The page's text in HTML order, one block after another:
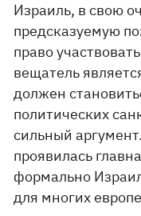
Израиль, в свою
предсказуемую
право
вещатель
должен
политических
сильный
проявилась
формально
для многих